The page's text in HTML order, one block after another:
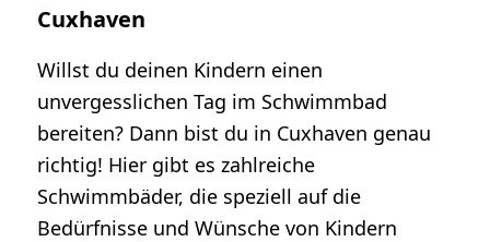
Cuxhaven
Willst du deinen Kindern einen
unvergesslichen Tag im Schwimmbad
bereiten? Dann bist du in Cuxhaven genau
richtig! Hier gibt es zahlreiche
Schwimmbäder, die speziell auf die
Bedürfnisse und Wünsche von Kindern